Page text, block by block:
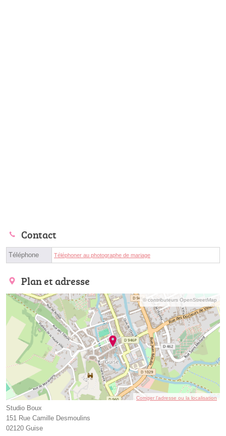
Contact
Téléphone Téléphoner au photographe de mariage
Plan et adresse
© contributeurs OpenStreetMap
Corriger l’adresse ou la localisation
Studio Boux
151 Rue Camille Desmoulins
02120 Guise